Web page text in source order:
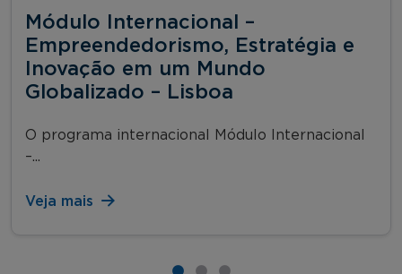
Módulo Internacional –
Empreendedorismo, Estratégia e
Inovação em um Mundo
Globalizado – Lisboa
O programa internacional Módulo Internacional
–...
Veja mais